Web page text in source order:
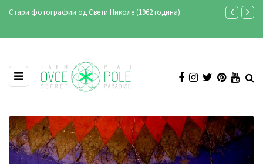
година)
Ансамбл „Македонија“ во Свети Николе - снимање на